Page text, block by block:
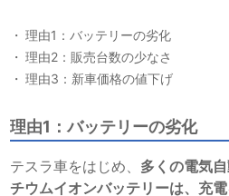
理由1：バッテリーの劣化
理由2：販売台数の少なさ
理由3：新車価格の値下げ
理由1：バッテリーの劣化
テスラ車をはじめ、 多くの電気
チウムイオンバッテリーは、充